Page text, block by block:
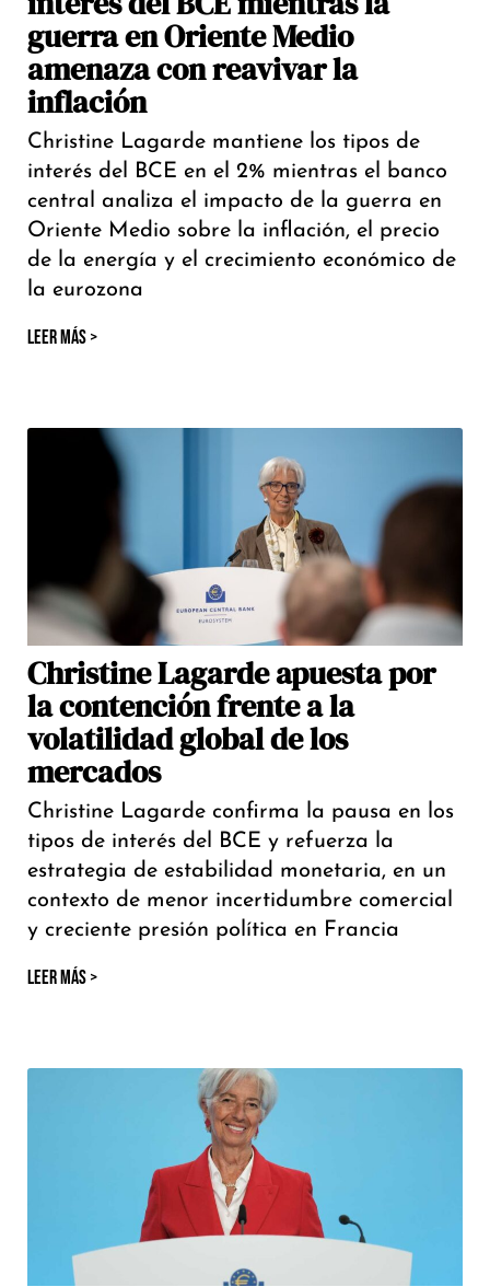
guerra en Oriente Medio
amenaza con reavivar la
inflación
Christine Lagarde mantiene los tipos de
interés del BCE en el 2% mientras el banco
central analiza el impacto de la guerra en
Oriente Medio sobre la inflación, el precio
de la energía y el crecimiento económico de
la eurozona
LEER MÁS >
Christine Lagarde apuesta por
la contención frente a la
volatilidad global de los
mercados
Christine Lagarde confirma la pausa en los
tipos de interés del BCE y refuerza la
estrategia de estabilidad monetaria, en un
contexto de menor incertidumbre comercial
y creciente presión política en Francia
LEER MÁS >